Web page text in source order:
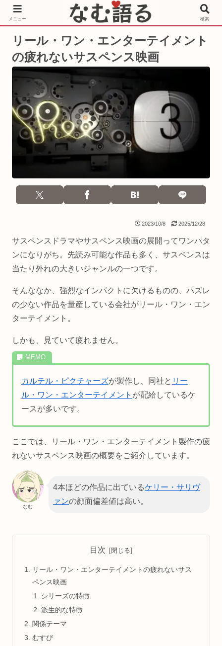
［PR］Prime Video もっと観るならサブスクリプション
リール・ワン・エンターテイメント
の疲れないサスペンス映画
2023/10/8 2025/12/28
サスペンスドラマやサスペンス映画の展開ってワンパタ
ンになりがち。先読み可能な作品も多く、サスペンスは
当たり外れの大きいジャンルの一つです。
そんななか、強烈なインパクトに欠けるものの、ハズレ
の少ない作品を量産している会社がリール・ワン・エン
ターテイメント。
しかも、見ていて疲れません。
カルテル・ピクチャーズが製作し、同社と リー
ル・ワン・エンターテイメント が配給しているケ
ースが多いです。
ここでは、リール・ワン・エンターテイメント製作の疲
れないサスペンス映画の概要をご紹介しています。
なむ
4本ほどの作品に出ているケリー・サリヴ
ァンの顔面偏差値は高い。
目次
リール・ワン・エンターテイメントの疲れないサス
ペンス映画
シリーズの特徴
派生的な特徴
関係テーマ
むすび
メニュー 検索